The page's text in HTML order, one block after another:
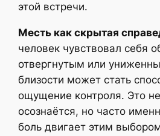
этой встречи.
Месть как скрытая
человек чувствовал себя
отвергнутым или
близости может стать
ощущение контроля. Это
осознаётся, но часто
боль двигает этим